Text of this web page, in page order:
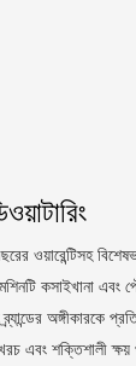
ওয়ারেন্টিসহ
কসাইখানা এবং
অঙ্গীকারকে
এবং শক্তিশালী ক্ষয়